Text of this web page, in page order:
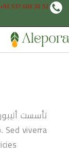
+90 537 606 30 32
Sed viverra